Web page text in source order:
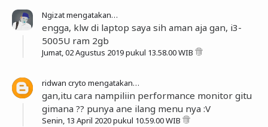
Ngizatmengatakan…
engga, klw di laptop saya sih aman aja gan, i3-
5005U ram 2gb
Jumat, 02 Agustus 2019 pukul 13.58.00 WIB
ridwan cryto mengatakan…
gan,itu cara nampiliin performance monitor gitu
gimana ?? punya ane ilang menu nya :V
Senin, 13 April 2020 pukul 10.59.00 WIB